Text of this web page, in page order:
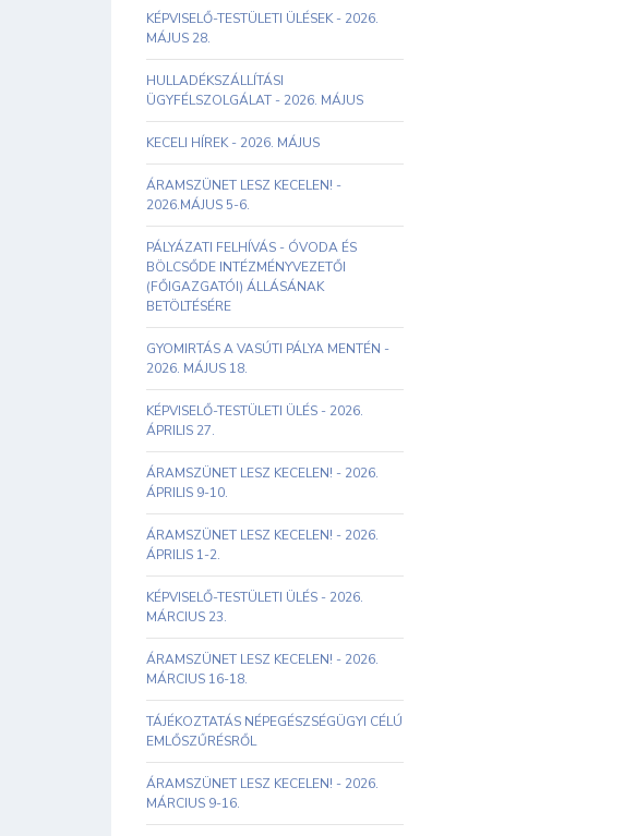
KÉPVISELŐ-TESTÜLETI ÜLÉSEK - 2026.
MÁJUS 28.
HULLADÉKSZÁLLÍTÁSI
ÜGYFÉLSZOLGÁLAT - 2026. MÁJUS
KECELI HÍREK - 2026. MÁJUS
ÁRAMSZÜNET LESZ KECELEN! -
2026.MÁJUS 5-6.
PÁLYÁZATI FELHÍVÁS - ÓVODA ÉS
BÖLCSŐDE INTÉZMÉNYVEZETŐI
(FŐIGAZGATÓI) ÁLLÁSÁNAK
BETÖLTÉSÉRE
GYOMIRTÁS A VASÚTI PÁLYA MENTÉN -
2026. MÁJUS 18.
KÉPVISELŐ-TESTÜLETI ÜLÉS - 2026.
ÁPRILIS 27.
ÁRAMSZÜNET LESZ KECELEN! - 2026.
ÁPRILIS 9-10.
ÁRAMSZÜNET LESZ KECELEN! - 2026.
ÁPRILIS 1-2.
KÉPVISELŐ-TESTÜLETI ÜLÉS - 2026.
MÁRCIUS 23.
ÁRAMSZÜNET LESZ KECELEN! - 2026.
MÁRCIUS 16-18.
TÁJÉKOZTATÁS NÉPEGÉSZSÉGÜGYI CÉLÚ
EMLŐSZŰRÉSRŐL
ÁRAMSZÜNET LESZ KECELEN! - 2026.
MÁRCIUS 9-16.